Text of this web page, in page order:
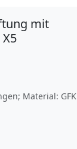
mit
Material: GFK